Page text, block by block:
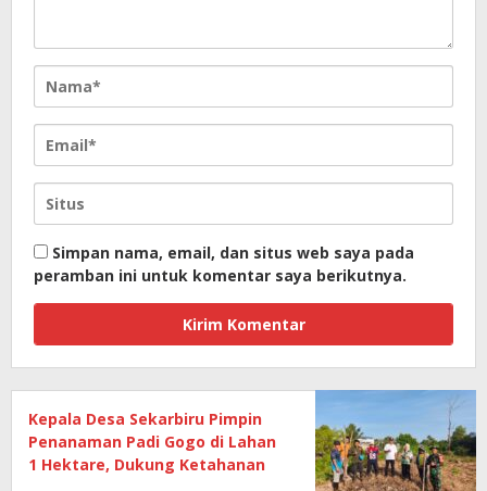
Simpan nama, email, dan situs web saya pada
peramban ini untuk komentar saya berikutnya.
Kepala Desa Sekarbiru Pimpin
Penanaman Padi Gogo di Lahan
1 Hektare, Dukung Ketahanan